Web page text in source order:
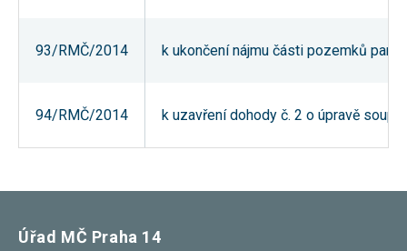
93/RMČ/2014 k ukončení nájmu části pozemků
94/RMČ/2014 k uzavření dohody č. 2 o úpravě
Úřad MČ Praha 14